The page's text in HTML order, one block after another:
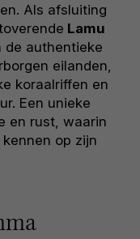
Als afsluiting
Lamu
de authentieke
eilanden,
koraalriffen en
Een unieke
en rust, waarin
op zijn